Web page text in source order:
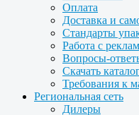
Оплата
Доставка и
Стандарты
Работа с
Вопросы-
Скачать
Требования к
Региональная сеть
Дилеры